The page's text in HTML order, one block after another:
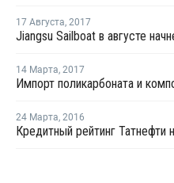
17 Августа, 2017
14 Марта, 2017
24 Марта, 2016